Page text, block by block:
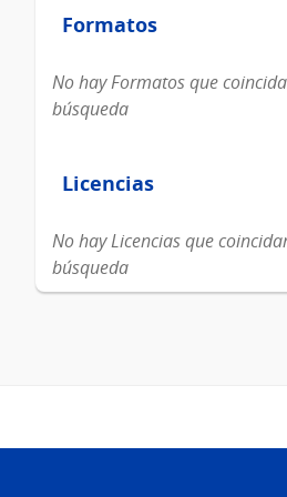
Formatos
Formatos
No hay Formatos que
búsqueda
Licencias
Licencias
No hay Licencias que
búsqueda